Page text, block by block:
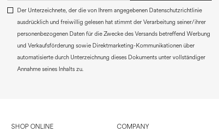
Der Unterzeichnete, der die von Ihrem angegebenen Datenschutzrichtlinie
ausdrücklich und freiwillig gelesen hat stimmt der Verarbeitung seiner/ihrer
personenbezogenen Daten für die Zwecke des Versands betreffend Werbung
und Verkaufsförderung sowie Direktmarketing-Kommunikationen über
automatisierte durch Unterzeichnung dieses Dokuments unter vollständiger
Annahme seines Inhalts zu.
SHOP ONLINE COMPANY